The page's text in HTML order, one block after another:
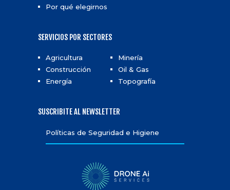
Por qué elegirnos
SERVICIOS POR SECTORES
Agricultura
Minería
Construcción
Oil & Gas
Energía
Topografía
SUSCRIBITE AL NEWSLETTER
Políticas de Seguridad e Higiene